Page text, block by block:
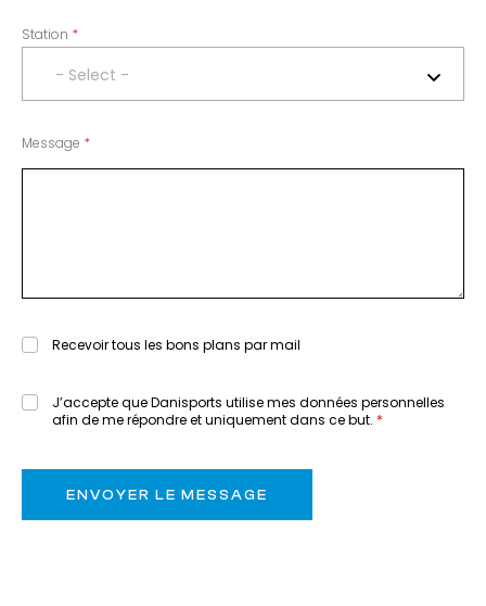
Station
- Select -
Message
Recevoir tous les bons plans par mail
J’accepte que Danisports utilise mes données personnelles
afin de me répondre et uniquement dans ce but.